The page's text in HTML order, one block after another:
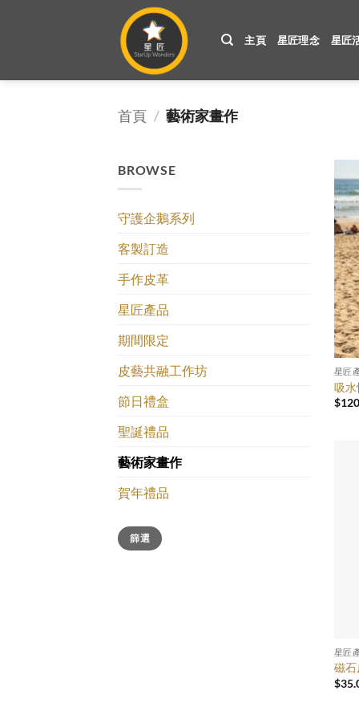
主頁 星匠理念 星匠
首頁 / 藝術家畫作
BROWSE
守護企鵝系列
客製訂造
手作皮革
星匠產品
期間限定
皮藝共融工作坊
節日禮盒
聖誕禮品
藝術家畫作
賀年禮品
最
低
價
最
高
價
篩選
星匠
吸水
$
星匠
磁石
$